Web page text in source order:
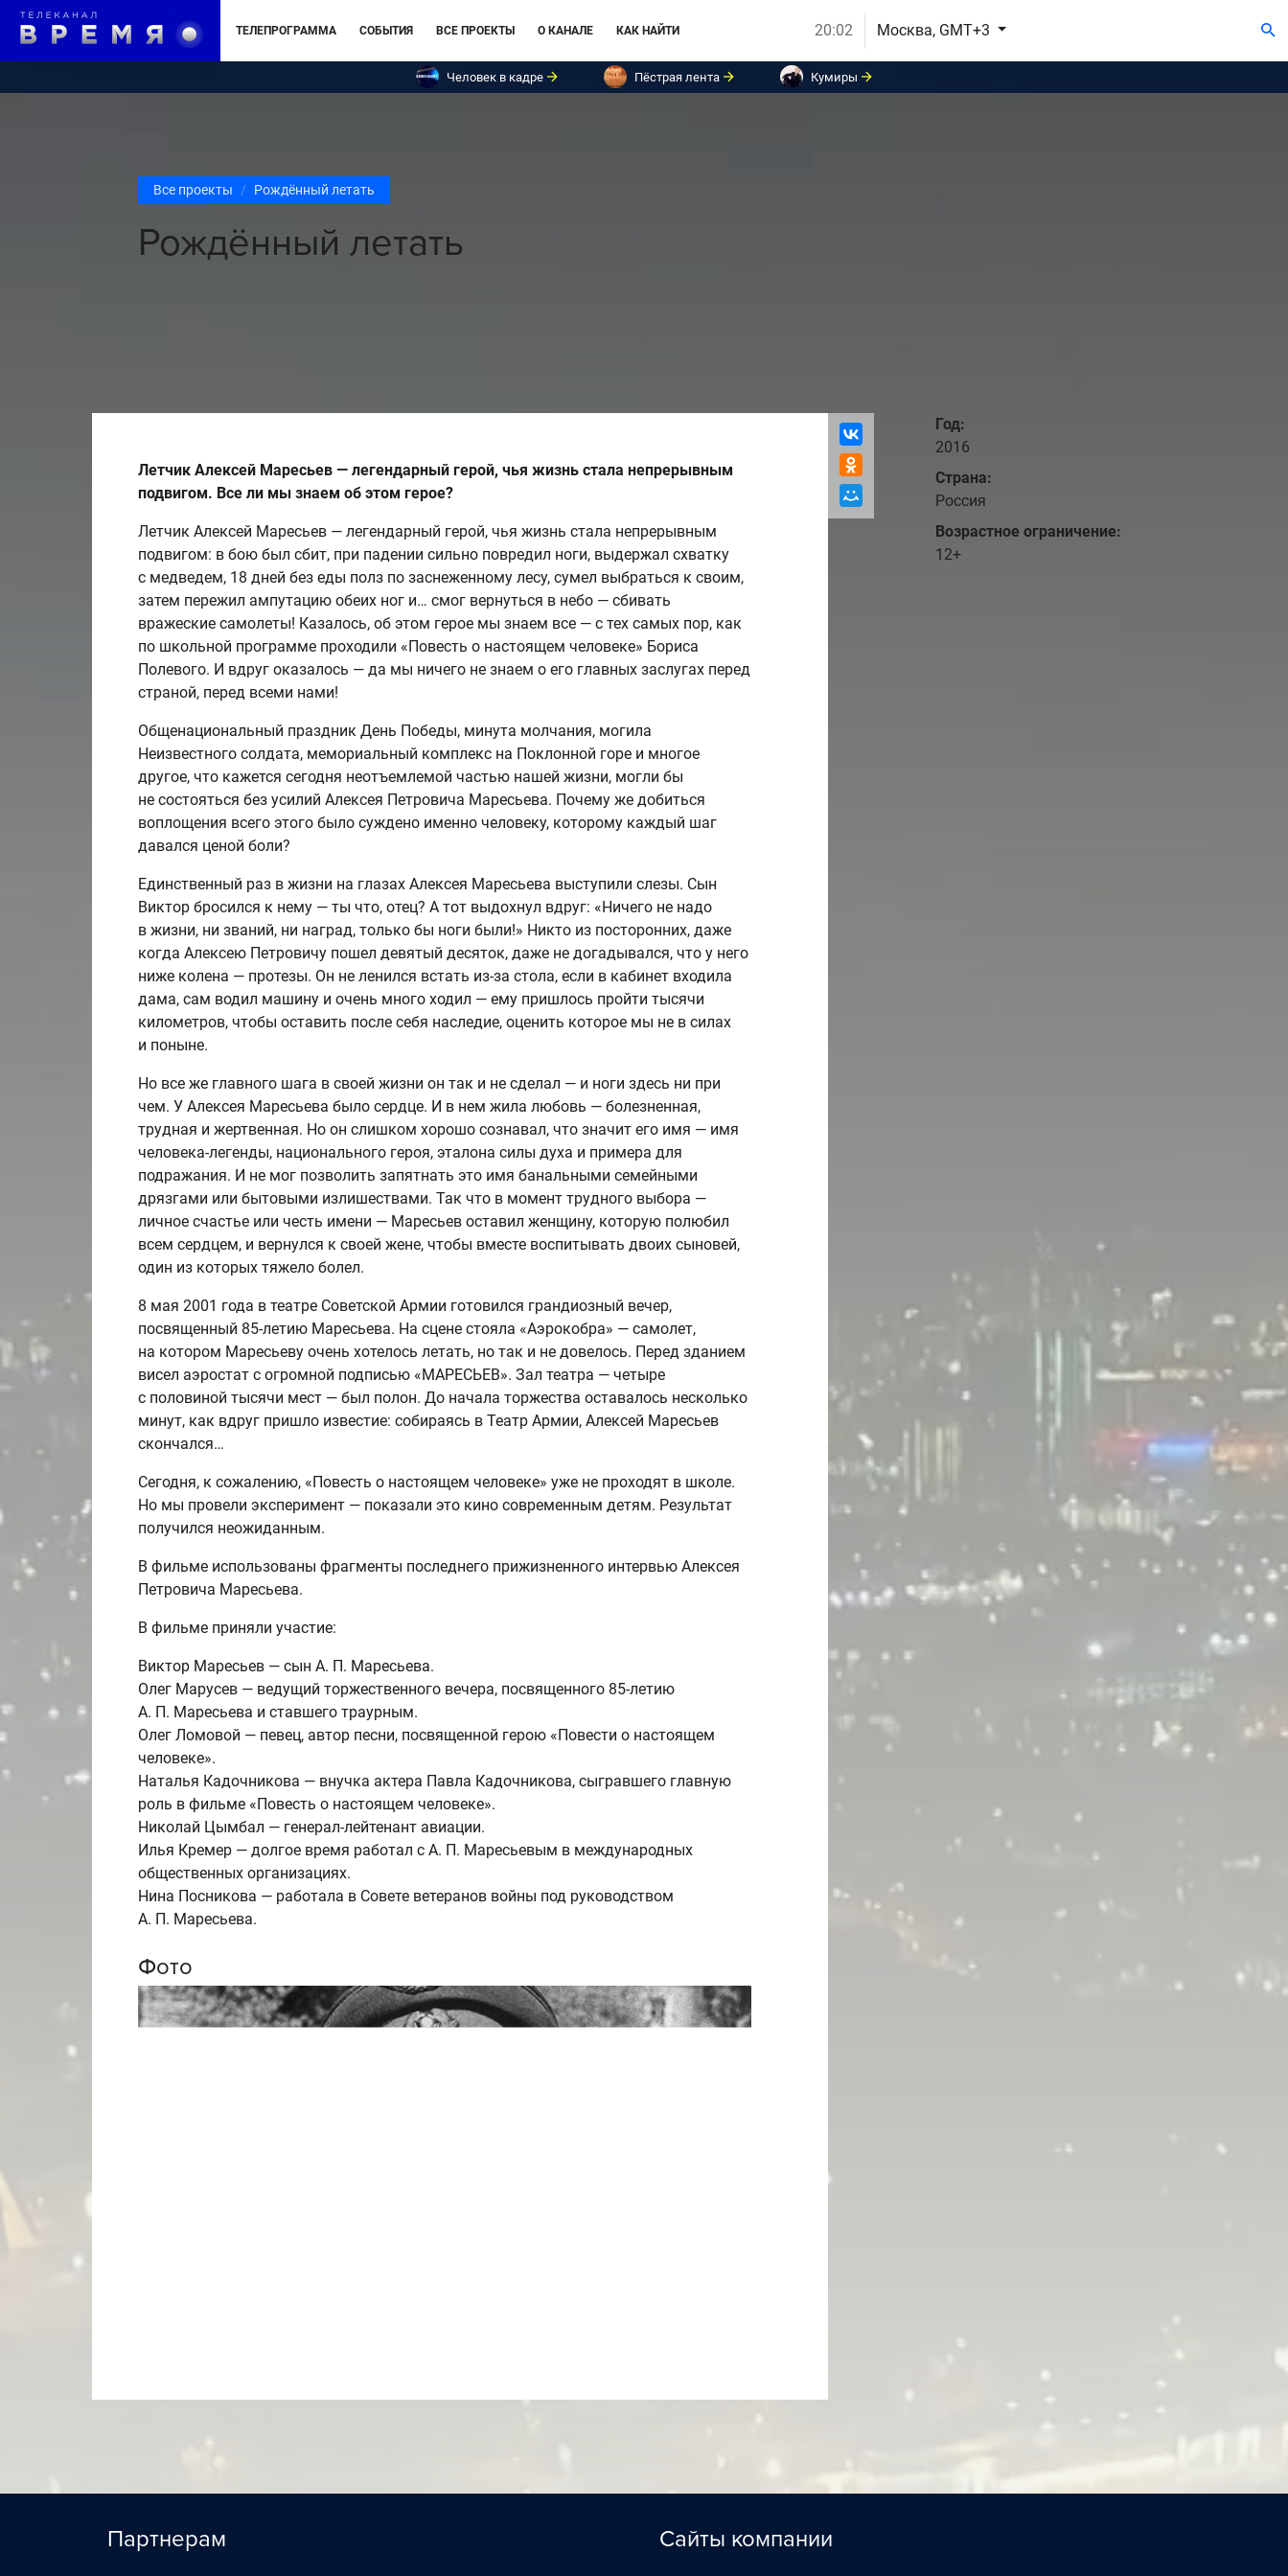
ТЕЛЕПРОГРАММА СОБЫТИЯ ВСЕ ПРОЕКТЫ О КАНАЛЕ КАК НАЙТИ 20:02 Москва, GMT+3
Человек в кадре Пёстрая лента Кумиры
Все проекты Рождённый летать
Рождённый летать
Летчик Алексей Маресьев — легендарный герой, чья жизнь стала непрерывным
подвигом. Все ли мы знаем об этом герое?
Летчик Алексей Маресьев — легендарный герой, чья жизнь стала непрерывным
подвигом: в бою был сбит, при падении сильно повредил ноги, выдержал схватку
с медведем, 18 дней без еды полз по заснеженному лесу, сумел выбраться к своим,
затем пережил ампутацию обеих ног и… смог вернуться в небо — сбивать
вражеские самолеты! Казалось, об этом герое мы знаем все — с тех самых пор, как
по школьной программе проходили «Повесть о настоящем человеке» Бориса
Полевого. И вдруг оказалось — да мы ничего не знаем о его главных заслугах перед
страной, перед всеми нами!
Общенациональный праздник День Победы, минута молчания, могила
Неизвестного солдата, мемориальный комплекс на Поклонной горе и многое
другое, что кажется сегодня неотъемлемой частью нашей жизни, могли бы
не состояться без усилий Алексея Петровича Маресьева. Почему же добиться
воплощения всего этого было суждено именно человеку, которому каждый шаг
давался ценой боли?
Единственный раз в жизни на глазах Алексея Маресьева выступили слезы. Сын
Виктор бросился к нему — ты что, отец? А тот выдохнул вдруг: «Ничего не надо
в жизни, ни званий, ни наград, только бы ноги были!» Никто из посторонних, даже
когда Алексею Петровичу пошел девятый десяток, даже не догадывался, что у него
ниже колена — протезы. Он не ленился встать из-за стола, если в кабинет входила
дама, сам водил машину и очень много ходил — ему пришлось пройти тысячи
километров, чтобы оставить после себя наследие, оценить которое мы не в силах
и поныне.
Но все же главного шага в своей жизни он так и не сделал — и ноги здесь ни при
чем. У Алексея Маресьева было сердце. И в нем жила любовь — болезненная,
трудная и жертвенная. Но он слишком хорошо сознавал, что значит его имя — имя
человека-легенды, национального героя, эталона силы духа и примера для
подражания. И не мог позволить запятнать это имя банальными семейными
дрязгами или бытовыми излишествами. Так что в момент трудного выбора —
личное счастье или честь имени — Маресьев оставил женщину, которую полюбил
всем сердцем, и вернулся к своей жене, чтобы вместе воспитывать двоих сыновей,
один из которых тяжело болел.
8 мая 2001 года в театре Советской Армии готовился грандиозный вечер,
посвященный 85-летию Маресьева. На сцене стояла «Аэрокобра» — самолет,
на котором Маресьеву очень хотелось летать, но так и не довелось. Перед зданием
висел аэростат с огромной подписью «МАРЕСЬЕВ». Зал театра — четыре
с половиной тысячи мест — был полон. До начала торжества оставалось несколько
минут, как вдруг пришло известие: собираясь в Театр Армии, Алексей Маресьев
скончался…
Сегодня, к сожалению, «Повесть о настоящем человеке» уже не проходят в школе.
Но мы провели эксперимент — показали это кино современным детям. Результат
получился неожиданным.
В фильме использованы фрагменты последнего прижизненного интервью Алексея
Петровича Маресьева.
В фильме приняли участие:
Виктор Маресьев — сын А. П. Маресьева.
Олег Марусев — ведущий торжественного вечера, посвященного 85-летию
А. П. Маресьева и ставшего траурным.
Олег Ломовой — певец, автор песни, посвященной герою «Повести о настоящем
человеке».
Наталья Кадочникова — внучка актера Павла Кадочникова, сыгравшего главную
роль в фильме «Повесть о настоящем человеке».
Николай Цымбал — генерал-лейтенант авиации.
Илья Кремер — долгое время работал с А. П. Маресьевым в международных
общественных организациях.
Нина Посникова — работала в Совете ветеранов войны под руководством
А. П. Маресьева.
Фото
Год:
2016
Страна:
Россия
Возрастное ограничение:
12+
Партнерам Сайты компании